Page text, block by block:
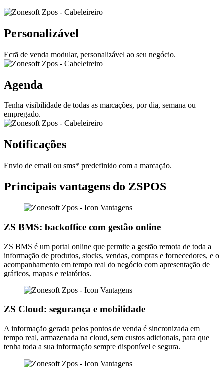
Personalizável
Ecrã de venda modular, personalizável ao seu negócio.
Agenda
Tenha visibilidade de todas as marcações, por dia, semana ou
empregado.
Notificações
Envio de email ou sms* predefinido com a marcação.
Principais vantagens do ZSPOS
ZS BMS: backoffice com gestão online
ZS BMS é um portal online que permite a gestão remota de toda a
informação de produtos, stocks, vendas, compras e fornecedores, e o
acompanhamento em tempo real do negócio com apresentação de
gráficos, mapas e relatórios.
ZS Cloud: segurança e mobilidade
A informação gerada pelos pontos de venda é sincronizada em
tempo real, armazenada na cloud, sem custos adicionais, para que
tenha toda a sua informação sempre disponível e segura.